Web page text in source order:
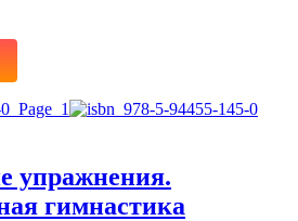
упражнения.
гимнастика